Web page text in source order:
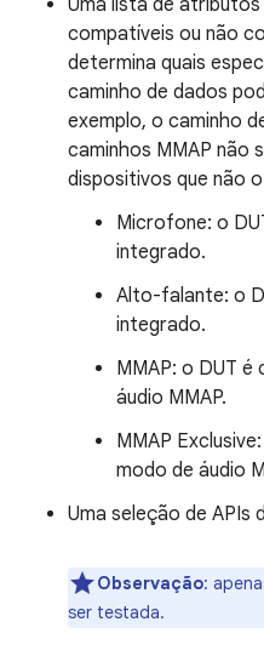
compatíveis ou não
determina quais
caminho de dados
exemplo, o caminho
caminhos MMAP não
dispositivos que não
Microfone: o
integrado.
Alto-falante: o
integrado.
MMAP: o DUT
áudio MMAP.
MMAP
modo de áudio
Uma seleção de APIs
Observação:
ser testada.